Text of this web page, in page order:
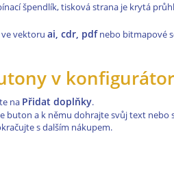
špendlík, tisková strana je krytá
vektoru ai, cdr, pdfnebo bitmapové
v
na Přidat doplňky.
buton a k němu dohrajte svůj text nebo
s dalším nákupem.